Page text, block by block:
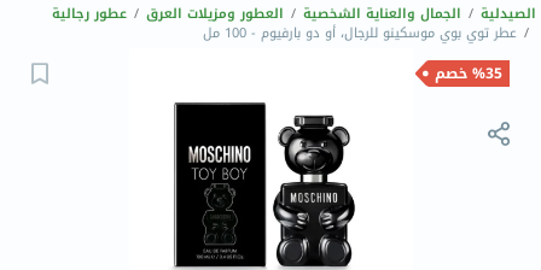
الصيدلية / الجمال والعناية الشخصية / العطور ومزيلات العرق / عطور رجالية
/ عطر توي بوي موسكينو للرجال، أو دو بارفيوم - 100 مل
%35 خصم